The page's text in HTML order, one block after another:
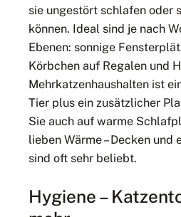
sie ungestört schlafen oder
können. Ideal sind je nach
Ebenen: sonnige
Körbchen auf Regalen und
Mehrkatzenhaushalten ist
Tier plus ein zusätzlicher
Sie auch auf warme
lieben Wärme – Decken
sind oft sehr beliebt.
Hygiene –